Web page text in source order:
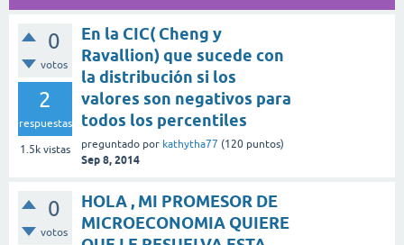
0
votos
2
respuestas
1.5k vistas
En la CIC( Cheng y
Ravallion) que sucede con
la distribución si los
valores son negativos para
todos los percentiles
preguntado por kathytha77 (120 puntos)
Sep 8, 2014
0
votos
HOLA , MI PROMESOR DE
MICROECONOMIA QUIERE